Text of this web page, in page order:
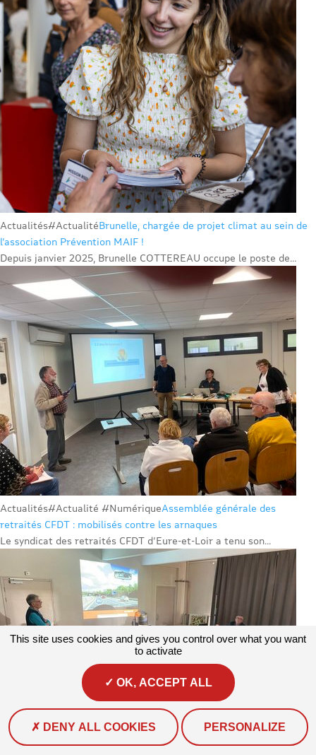
Actualités#ActualitéBrunelle, chargée de projet climat au sein de
l’association Prévention MAIF !
Depuis janvier 2025, Brunelle COTTEREAU occupe le poste de...
Actualités#Actualité #NumériqueAssemblée générale des
retraités CFDT : mobilisés contre les arnaques
Le syndicat des retraités CFDT d’Eure-et-Loir a tenu son...
This site uses cookies and gives you control over what you want
to activate
OK, ACCEPT ALL
DENY ALL COOKIES PERSONALIZE